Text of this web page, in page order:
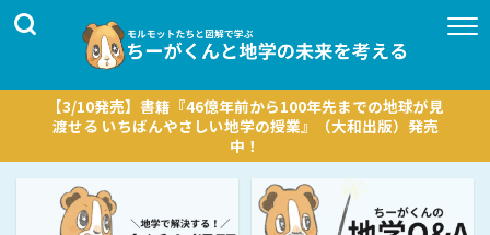
【3/10発売】書籍『46億年前から100年先までの地球が見
渡せる いちばんやさしい地学の授業』（大和出版）発売
中！